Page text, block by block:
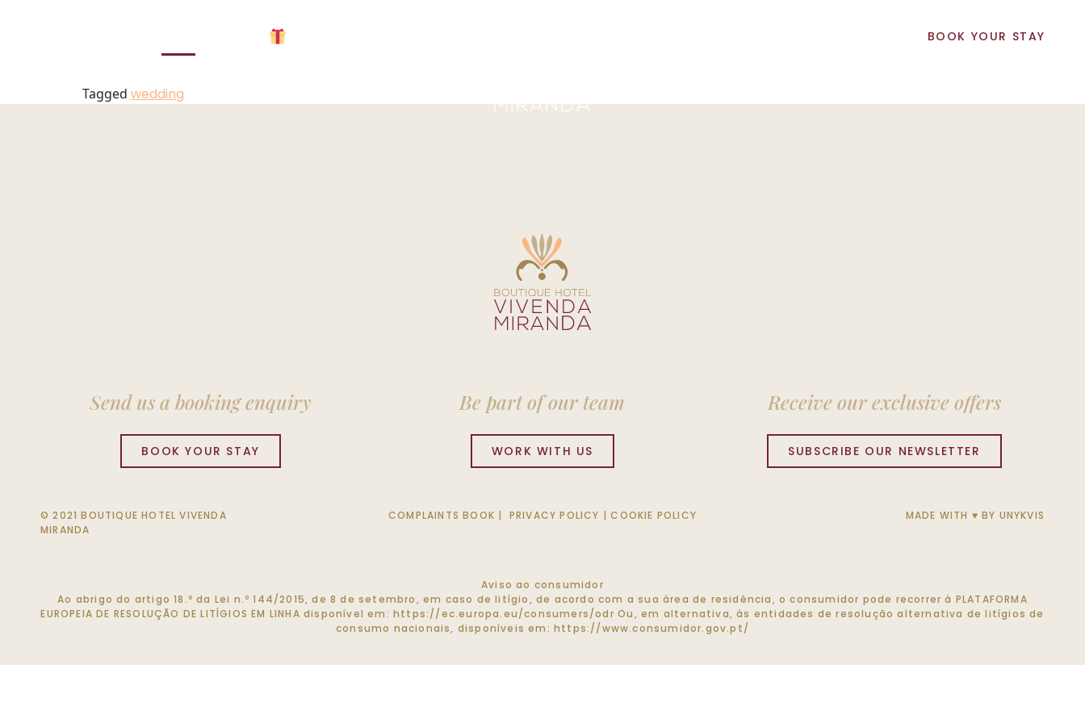
BOOK YOUR STAY
Weddings cerimony
Tagged wedding
Send us a booking enquiry
BOOK YOUR STAY
Be part of our team
WORK WITH US
Receive our exclusive offers
SUBSCRIBE OUR NEWSLETTER
© 2021 BOUTIQUE HOTEL VIVENDA
MIRANDA
COMPLAINTS BOOK | PRIVACY POLICY |COOKIE POLICY MADE WITH ♥ BY UNYKVIS
Aviso ao consumidor
Ao abrigo do artigo 18.º da Lei n.º 144/2015, de 8 de setembro, em caso de litígio, de acordo com a sua área de residência, o consumidor pode recorrer à PLATAFORMA
EUROPEIA DE RESOLUÇÃO DE LITÍGIOS EM LINHA disponível em:https://ec.europa.eu/consumers/odr Ou, em alternativa, às entidades de resolução alternativa de litígios de
consumo nacionais, disponíveis em: https://www.consumidor.gov.pt/